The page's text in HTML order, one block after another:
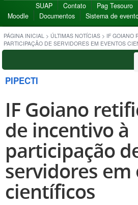
SUAP Contato Pag Tesouro
Moodle
Documentos Sistema de
PÁGINA INICIAL > ÚLTIMAS NOTÍCIAS > IF GOIANO
PARTICIPAÇÃO DE SERVIDORES EM EVENTOS
PIPECTI
IF Goiano
de incentivo à
participação
servidores em
científicos